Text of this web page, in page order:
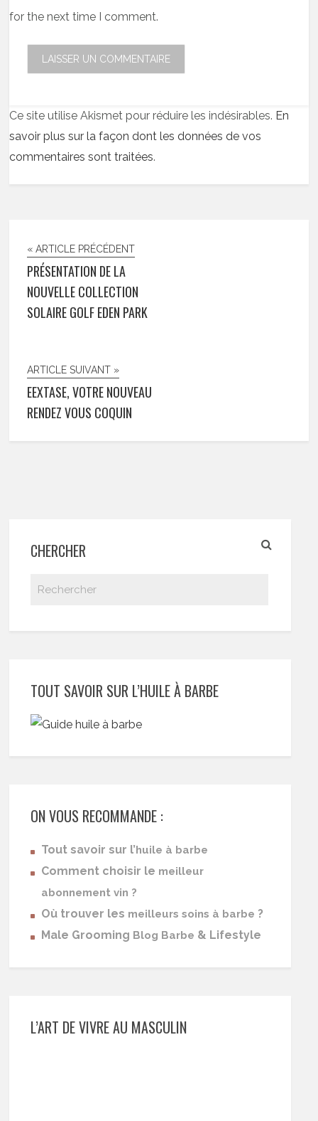
for the next time I comment.
Ce site utilise Akismet pour réduire les indésirables. En
savoir plus sur la façon dont les données de vos
commentaires sont traitées.
« ARTICLE PRÉCÉDENT
PRÉSENTATION DE LA
NOUVELLE COLLECTION
SOLAIRE GOLF EDEN PARK
ARTICLE SUIVANT »
EEXTASE, VOTRE NOUVEAU
RENDEZ VOUS COQUIN
CHERCHER
TOUT SAVOIR SUR L’HUILE À BARBE
ON VOUS RECOMMANDE :
Tout savoir sur l’ huile à barbe
Comment choisir le meilleur
abonnement vin ?
Où trouver les meilleurs soins à barbe ?
Male Grooming Blog Barbe & Lifestyle
L’ART DE VIVRE AU MASCULIN